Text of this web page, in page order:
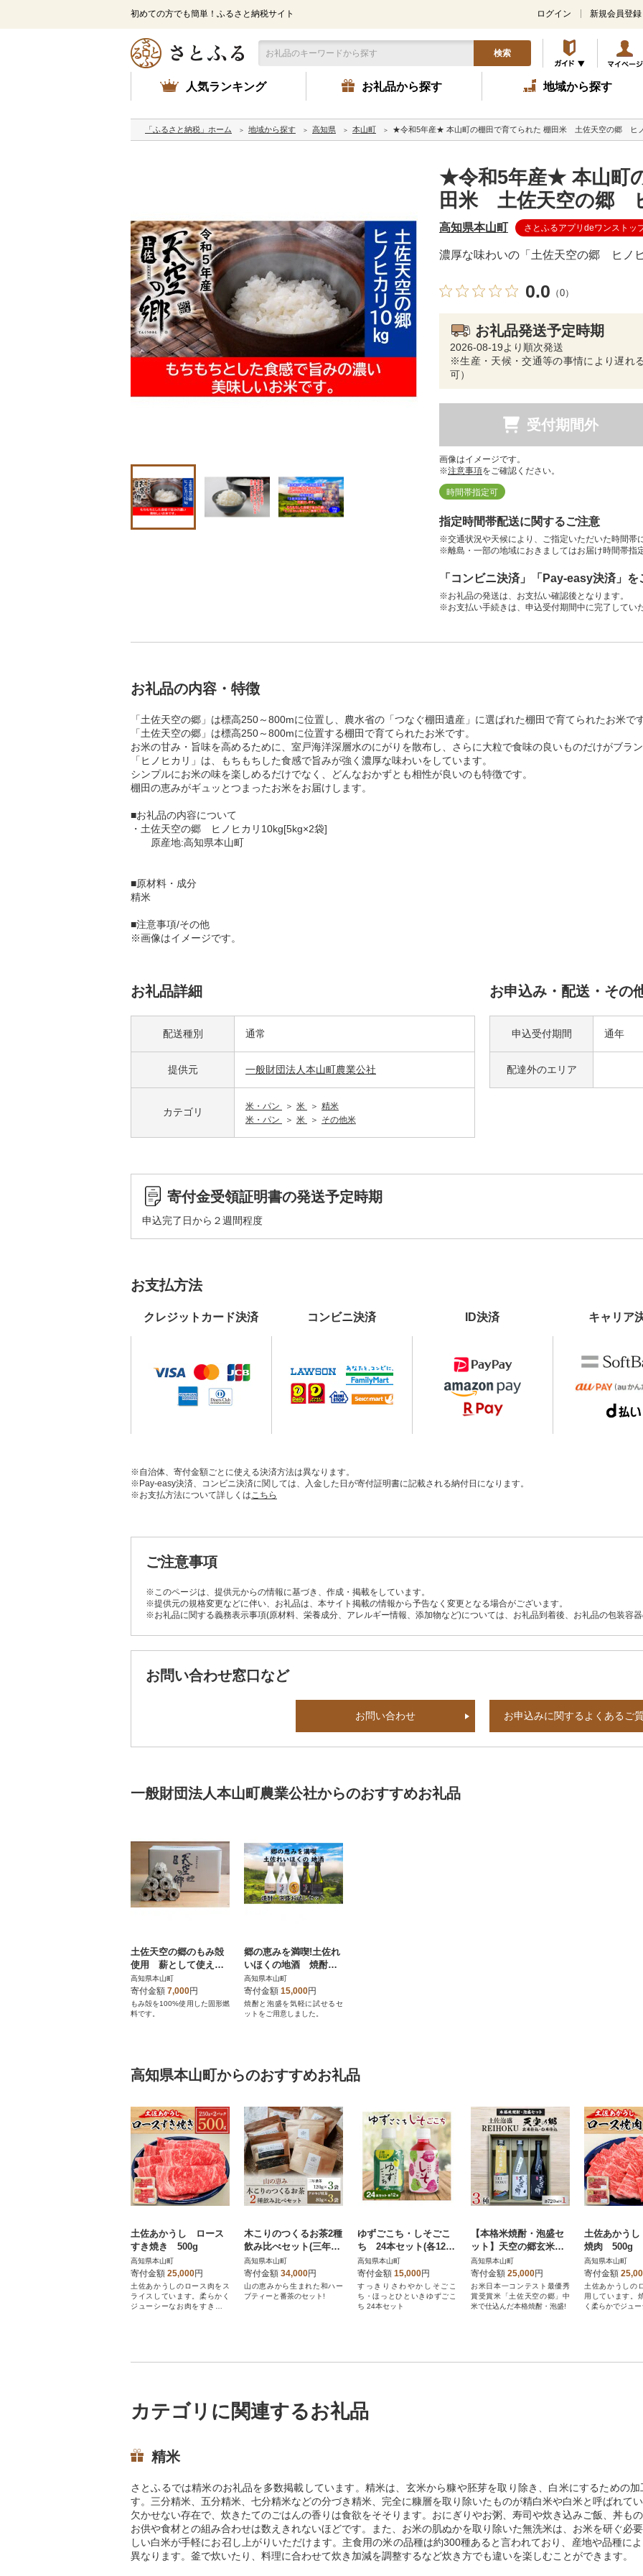
初めての方でも簡単！ふるさと納税サイト ログイン 新規会員登録
検索
人気ランキング お礼品から探す 地域から探す
「ふるさと納税」ホーム 地域から探す 高知県 本山町 ★令和5年産★ 本山町の棚田で育てられた 棚田米 土佐天空の郷 ヒ
★令和5年産★ 本山町
田米 土佐天空の郷
高知県本山町 さとふるアプリdeワンストッ
濃厚な味わいの「土佐天空の郷 ヒノ
0.0 （0）
お礼品発送予定時期
2026-08-19より順次発送
※生産・天候・交通等の事情により遅れ
可）
受付期間外
画像はイメージです。
※注意事項をご確認ください。
時間帯指定可
指定時間帯配送に関するご注意
※交通状況や天候により、ご指定いただいた時間帯
※離島・一部の地域におきましてはお届け時間帯指
「コンビニ決済」「Pay-easy決済」
※お礼品の発送は、お支払い確認後となります。
※お支払い手続きは、申込受付期間中に完了してい
お礼品の内容・特徴
「土佐天空の郷」は標高250～800mに位置し、農水省の「つなぐ棚田遺産」に選ばれた棚田で育てられたお米で
「土佐天空の郷」は標高250～800mに位置する棚田で育てられたお米です。
お米の甘み・旨味を高めるために、室戸海洋深層水のにがりを散布し、さらに大粒で食味の良いものだけがブラ
「ヒノヒカリ」は、もちもちした食感で旨みが強く濃厚な味わいをしています。
シンプルにお米の味を楽しめるだけでなく、どんなおかずとも相性が良いのも特徴です。
棚田の恵みがギュッとつまったお米をお届けします。
■お礼品の内容について
・土佐天空の郷 ヒノヒカリ10kg[5kg×2袋]
原産地:高知県本山町
■原材料・成分
精米
■注意事項/その他
※画像はイメージです。
お礼品詳細
配送種別 通常
提供元 一般財団法人本山町農業公社
カテゴリ 米・パン 米
精米
米・パン
米 その他米
お申込み・配送・その
申込受付期間 通年
配達外のエリア
寄付金受領証明書の発送予定時期
申込完了日から２週間程度
お支払方法
クレジットカード決済 コンビニ決済 ID決済 キャリア
※自治体、寄付金額ごとに使える決済方法は異なります。
※Pay-easy決済、コンビニ決済に関しては、入金した日が寄付証明書に記載される納付日になります。
※お支払方法について詳しくはこちら
ご注意事項
※このページは、提供元からの情報に基づき、作成・掲載をしています。
※提供元の規格変更などに伴い、お礼品は、本サイト掲載の情報から予告なく変更となる場合がございます。
※お礼品に関する義務表示事項(原材料、栄養成分、アレルギー情報、添加物など)については、お礼品到着後、お礼品の包装容
お問い合わせ窓口など
お問い合わせ お申込みに関するよくあるご
一般財団法人本山町農業公社からのおすすめお礼品
土佐天空の郷のもみ殻
使用 薪として使える
もみのひ(モミガライ
ト)20kg入り1箱
高知県本山町
寄付金額 7,000円
もみ殻を100%使用した固形燃
料です。
郷の恵みを満喫!土佐れ
いほくの地酒 焼酎・
泡盛お試しセット
高知県本山町
寄付金額 15,000円
焼酎と泡盛を気軽に試せるセ
ットをご用意しました。
高知県本山町からのおすすめお礼品
土佐あかうし ロース
すき焼き 500g
高知県本山町
寄付金額 25,000円
土佐あかうしのロース肉をス
ライスしています。柔らかく
ジューシーなお肉をすき焼き
木こりのつくるお茶2種
飲み比べセット(三年番
茶120g3袋、クロモジ
枝茶80g3袋)
高知県本山町
寄付金額 34,000円
山の恵みから生まれた和ハー
ブティーと番茶のセット!
ゆずごこち・しそごこ
ち 24本セット(各12
本)
高知県本山町
寄付金額 15,000円
すっきりさわやかしそごこ
ち・ほっとひといきゆずごこ
ち 24本セット
【本格米焼酎・泡盛セ
ット】天空の郷玄米仕
込1本・白米仕込1本・
土佐泡盛REIHOKU1本
高知県本山町
寄付金額 25,000円
お米日本一コンテスト最優秀
賞受賞米「土佐天空の郷」中
米で仕込んだ本格焼酎・泡盛!
土佐あかう
焼肉 500g
高知県本山町
寄付金額
土佐あかうしの
用しています。
く柔らかでジュ
カテゴリに関連するお礼品
精米
さとふるでは精米のお礼品を多数掲載しています。精米は、玄米から糠や胚芽を取り除き、白米にするための
す。三分精米、五分精米、七分精米などの分づき精米、完全に糠層を取り除いたものが精白米や白米と呼ばれて
欠かせない存在で、炊きたてのごはんの香りは食欲をそそります。おにぎりやお粥、寿司や炊き込みご飯、丼も
お供や食材との組み合わせは数えきれないほどです。また、お米の肌ぬかを取り除いた無洗米は、お米を研ぐ必
しい白米が手軽にお召し上がりいただけます。主食用の米の品種は約300種あると言われており、産地や品種に
異なります。釜で炊いたり、料理に合わせて炊き加減を調整するなど炊き方でも違いを楽しむことができます。